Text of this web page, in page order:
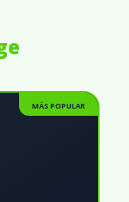
MÁS POPULAR